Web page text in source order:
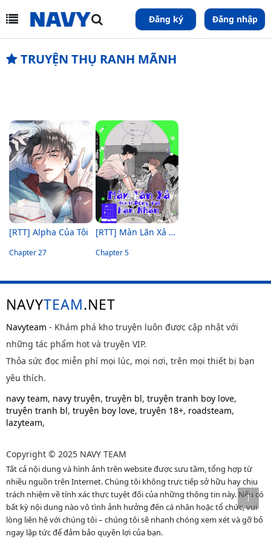
Đăng ký Đăng nhập
TRUYỆN THỤ RANH MÃNH
[RTT] Alpha Của Tôi
Chapter 27
[RTT] Màn Lăn Xả Của Kẻ Đóng Vai Nạn Nhân
Chapter 5
NAVYTEAM.NET
Navyteam - Khám phá kho truyện luôn được cập nhật với
những tác phẩm hot và truyện VIP.
Thỏa sức đọc miễn phí mọi lúc, mọi nơi, trên mọi thiết bị bạn
yêu thích.
navy team, navy truyện, truyện bl, truyện tranh boy love,
truyện tranh bl, truyện boy love, truyện 18+, roadsteam,
lazyteam,
Copyright © 2025 NAVY TEAM
Tất cả nội dung và hình ảnh trên website được sưu tầm, tổng hợp từ
nhiều nguồn trên Internet. Chúng tôi không trực tiếp sở hữu hay chịu
trách nhiệm về tính xác thực tuyệt đối của những thông tin này. Nếu có
bất kỳ nội dung nào vô tình ảnh hưởng đến cá nhân hoặc tổ chức, vui
lòng liên hệ với chúng tôi – chúng tôi sẽ nhanh chóng xem xét và gỡ bỏ
ngay lập tức để đảm bảo quyền lợi của bạn.